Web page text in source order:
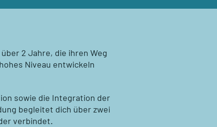
2 Jahre, die ihren Weg
Niveau entwickeln
sowie die Integration der
begleitet dich über zwei
verbindet.